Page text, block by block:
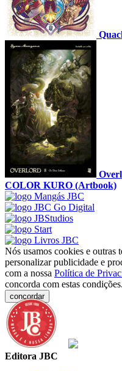
COLOR KURO (Artbook)
Nós usamos cookies e outras
personalizar publicidade e
com a nossa Política de
concorda com estas condições.
concordar
Editora JBC